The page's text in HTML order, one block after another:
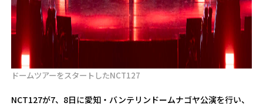
ドームツアーをスタートしたNCT127
NCT127が7、8日に愛知・バンテリンドームナゴヤ公演を行い、